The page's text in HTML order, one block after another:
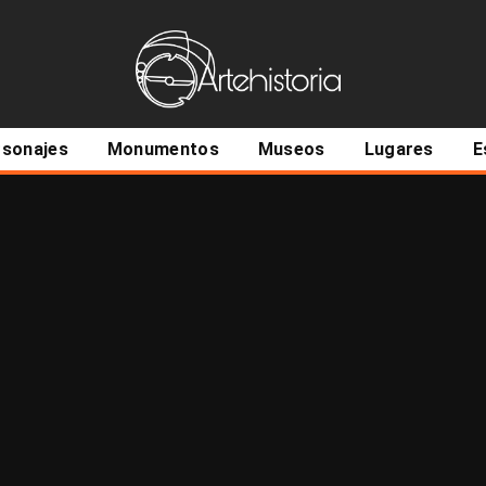
Monumentos Museos Lugares